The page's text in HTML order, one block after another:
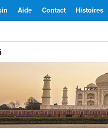
Histoires
Contact
Aide